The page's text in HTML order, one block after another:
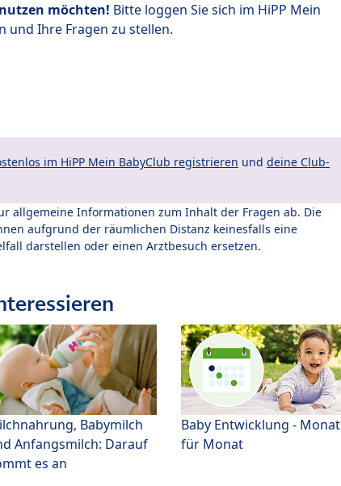
möchten! Bitte loggen Sie sich im HiPP Mein
und Ihre Fragen zu stellen.
im HiPP Mein BabyClub registrieren und deine Club-
allgemeine Informationen zum Inhalt der Fragen ab. Die
aufgrund der räumlichen Distanz keinesfalls eine
darstellen oder einen Arztbesuch ersetzen.
Babymilch
Anfangsmilch: Darauf
es an
Baby Entwicklung - Monat
für Monat